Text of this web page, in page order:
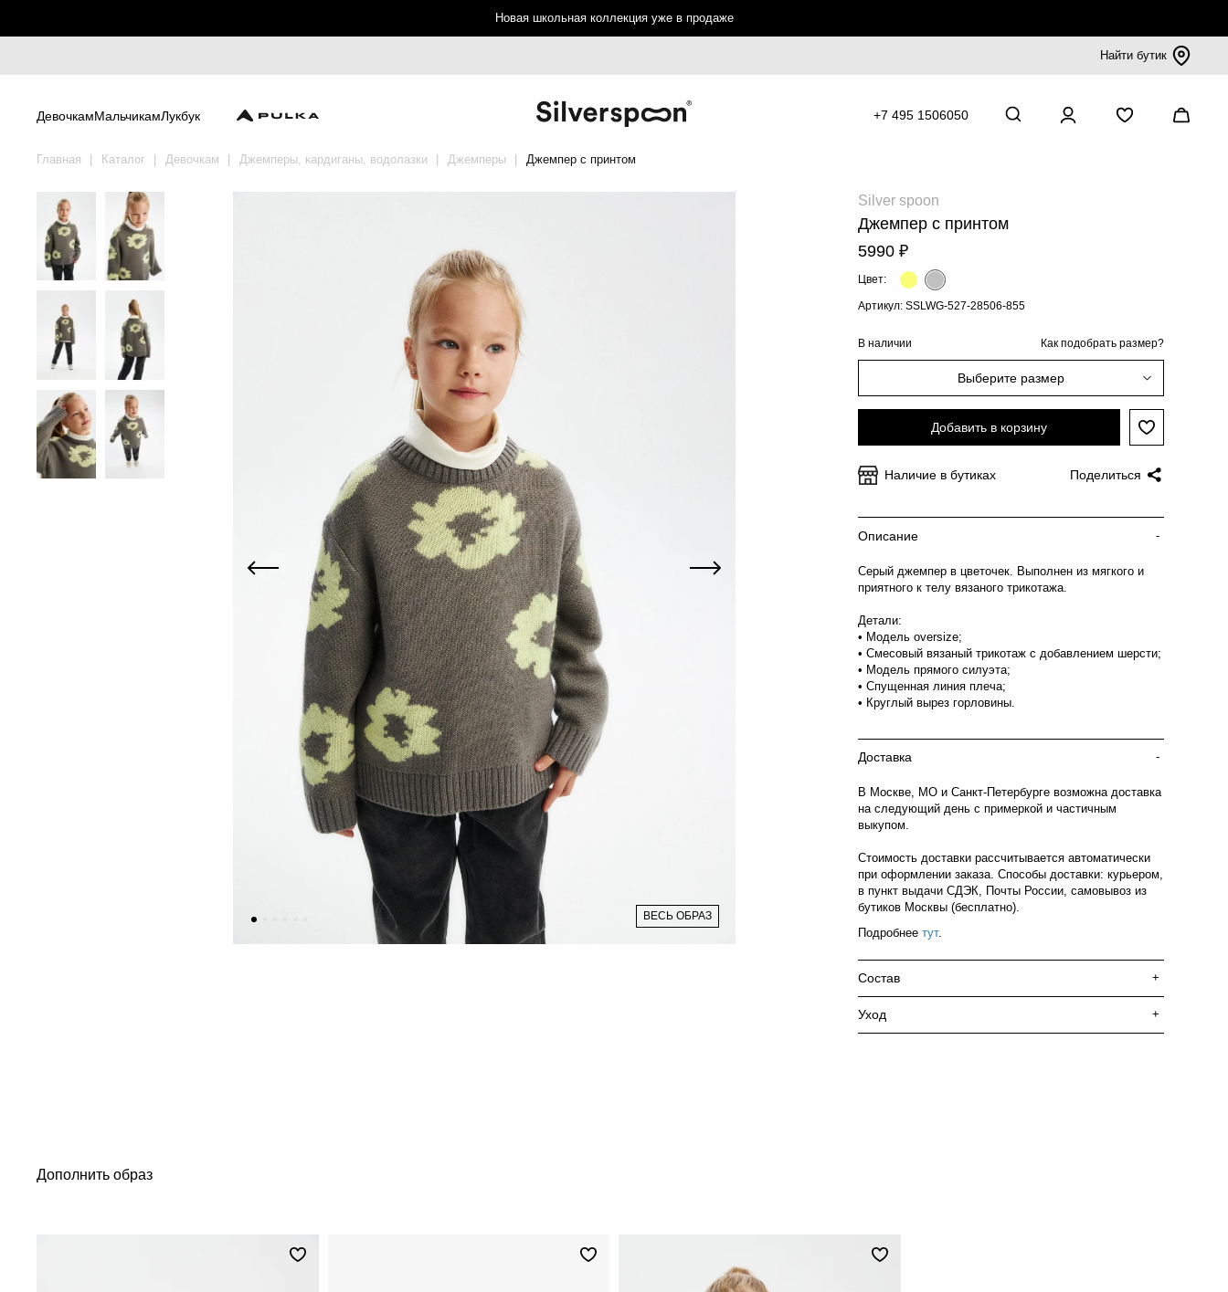
Новая школьная коллекция уже в продаже
Найти бутик
ДевочкамМальчикамЛукбук +7 495 1506050
Главная Каталог Девочкам Джемперы, кардиганы, водолазки Джемперы Джемпер с принтом
ВЕСЬ ОБРАЗ
Silver spoon
Джемпер с принтом
5990 ₽
Цвет:
Артикул: SSLWG-527-28506-855
В наличии Как подобрать размер?
Выберите размер
Добавить в корзину
Наличие в бутиках Поделиться
Описание -
Серый джемпер в цветочек. Выполнен из мягкого и
приятного к телу вязаного трикотажа.
Детали:
• Модель oversize;
• Смесовый вязаный трикотаж с добавлением шерсти;
• Модель прямого силуэта;
• Спущенная линия плеча;
• Круглый вырез горловины.
Доставка -
В Москве, МО и Санкт-Петербурге возможна доставка
на следующий день с примеркой и частичным
выкупом.
Стоимость доставки рассчитывается автоматически
при оформлении заказа. Способы доставки: курьером,
в пункт выдачи СДЭК, Почты России, самовывоз из
бутиков Москвы (бесплатно).
Подробнее тут.
Состав +
Уход +
Дополнить образ